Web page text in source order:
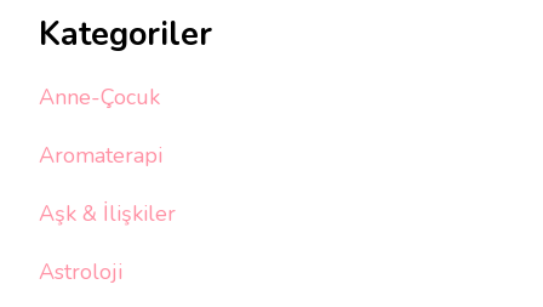
Kategoriler
Anne-Çocuk
Aromaterapi
Aşk & İlişkiler
Astroloji